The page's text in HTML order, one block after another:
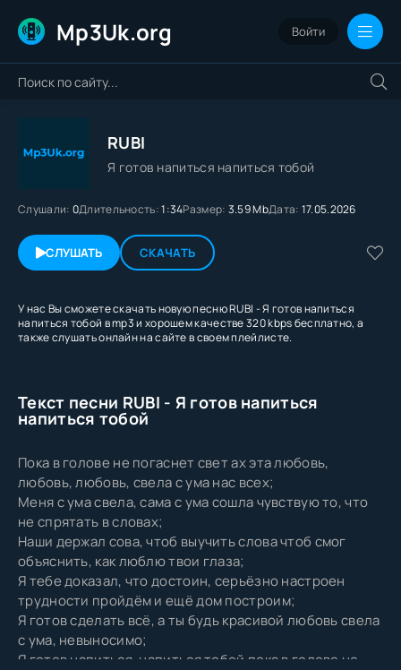
Mp3Uk.org Войти
RUBI
Я готов напиться напиться тобой
Слушали: 0Длительность:1:34Размер: 3.59 MbДата: 17.05.2026
СЛУШАТЬ СКАЧАТЬ
У нас Вы сможете скачать новую песню RUBI - Я готов напиться
напиться тобой в mp3 и хорошем качестве 320 kbps бесплатно, а
также слушать онлайн на сайте в своем плейлисте.
Текст песни RUBI - Я готов напиться
напиться тобой
Пока в голове не погаснет свет ах эта любовь,
любовь, любовь, свела с ума нас всех;
Меня с ума свела, сама с ума сошла чувствую то, что
не спрятать в словах;
Наши держал сова, чтоб выучить слова чтоб смог
объяснить, как люблю твои глаза;
Я тебе доказал, что достоин, серьёзно настроен
трудности пройдём и ещё дом построим;
Я готов сделать всё, а ты будь красивой любовь свела
с ума, невыносимо;
Я готов напиться, напиться тобой пока в голове не